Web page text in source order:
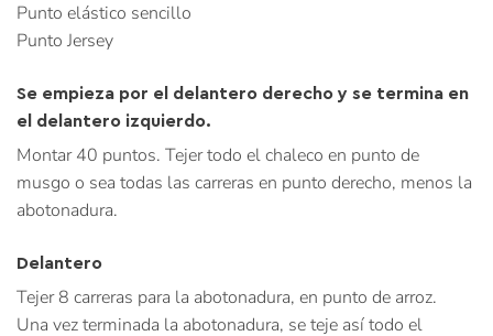
Punto elástico sencillo
Punto Jersey
Se empieza por el delantero derecho y se termina en
el delantero izquierdo.
Montar 40 puntos. Tejer todo el chaleco en punto de
musgo o sea todas las carreras en punto derecho, menos la
abotonadura.
Delantero
Tejer 8 carreras para la abotonadura, en punto de arroz.
Una vez terminada la abotonadura, se teje así todo el